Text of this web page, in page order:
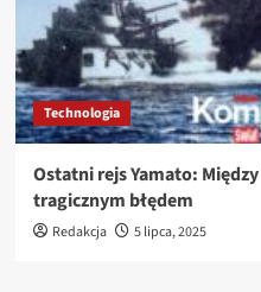
Technologia
Ostatni rejs Yamato:
tragicznym błędem
Redakcja 5 lipca, 2025